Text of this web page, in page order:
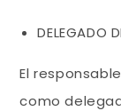
DELEGADO
El
como